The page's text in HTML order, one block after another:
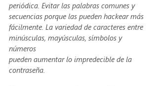
periódica. Evitar las palabras comunes y
secuencias porque las pueden hackear más
fácilmente. La variedad de caracteres entre
minúsculas, mayúsculas, símbolos y
números
pueden aumentar lo impredecible de la
contraseña.